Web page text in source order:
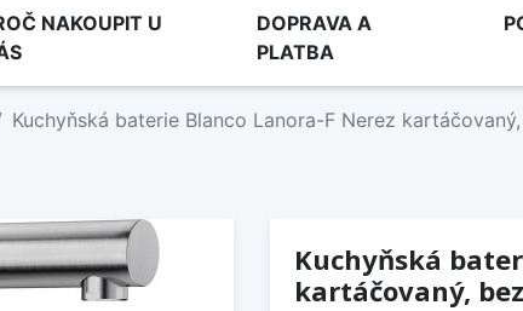
NAKOUPIT U
DOPRAVA A
PLATBA
Kuchyňská baterie Blanco Lanora-F Nerez
Kuchyňská
kartáčovaný,